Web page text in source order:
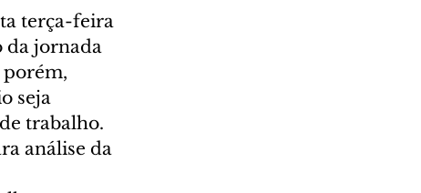
terça-feira
da jornada
seja
trabalho.
análise da